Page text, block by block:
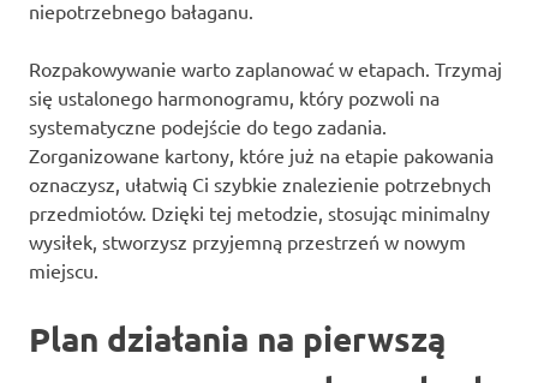
niepotrzebnego bałaganu.
Rozpakowywanie warto zaplanować w etapach. Trzymaj
się ustalonego harmonogramu, który pozwoli na
systematyczne podejście do tego zadania.
Zorganizowane kartony, które już na etapie pakowania
oznaczysz, ułatwią Ci szybkie znalezienie potrzebnych
przedmiotów. Dzięki tej metodzie, stosując minimalny
wysiłek, stworzysz przyjemną przestrzeń w nowym
miejscu.
Plan działania na pierwszą